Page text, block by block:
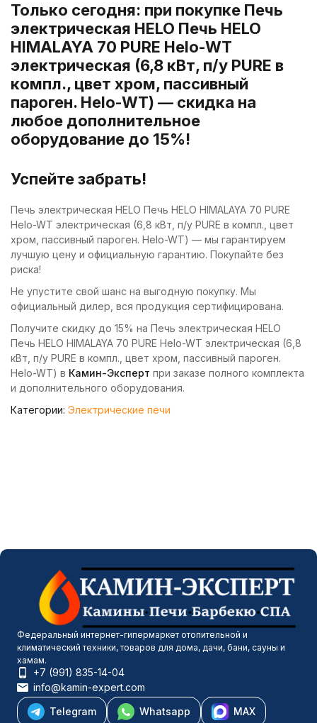
Только сегодня: при покупке Печь
электрическая HELO Печь HELO
HIMALAYA 70 PURE Helo-WT
электрическая (6,8 кВт, п/у PURE в
компл., цвет хром, пассивный
пароген. Helo-WT) — скидка на
любое дополнительное
оборудование до 15%!
Успейте забрать!
Печь электрическая HELO Печь HELO HIMALAYA 70 PURE
Helo-WT электрическая (6,8 кВт, п/у PURE в компл., цвет
хром, пассивный пароген. Helo-WT) — мы гарантируем
лучшую цену и официальную гарантию. Покупайте без
риска!
Не упустите свой шанс на выгодную покупку. Мы
официальный дилер, вся продукция сертифицирована.
Получите скидку до 15% на Печь электрическая HELO
Печь HELO HIMALAYA 70 PURE Helo-WT электрическая (6,8
кВт, п/у PURE в компл., цвет хром, пассивный пароген.
Helo-WT) в Камин-Эксперт при заказе полного комплекта
и дополнительного оборудования.
Категории: Электрические печи
Федеральный интернет-гипермаркет отопительной и
климатический техники, товаров для дома, дачи, бани, сауны и
хамам.
+7 (991) 835-14-04
info@kamin-expert.com
Telegram
Whatsapp MAX